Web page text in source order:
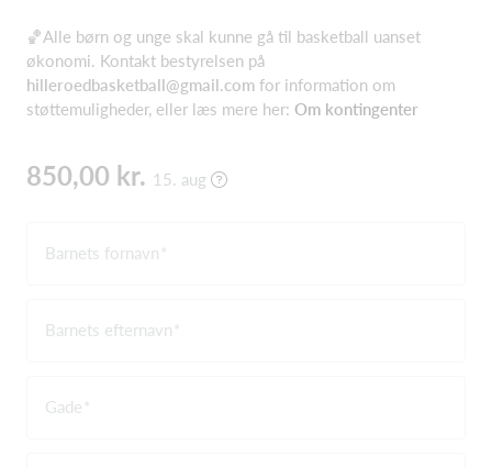
🏀Alle børn og unge skal kunne gå til basketball uanset
økonomi. Kontakt bestyrelsen på
hilleroedbasketball@gmail.com for information om
støttemuligheder, eller læs mere her: Om kontingenter
850,00 kr. 15. aug
Barnets fornavn
Barnets efternavn
Gade